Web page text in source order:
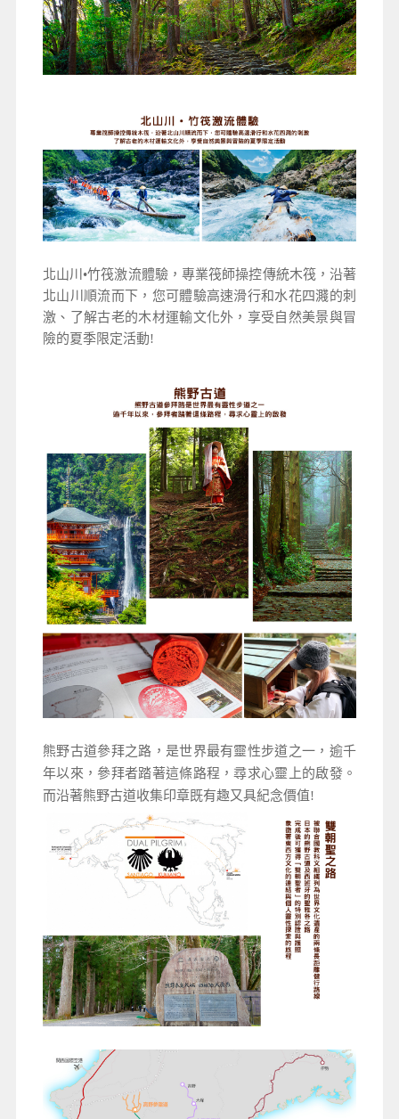
北山川•竹筏激流體驗，專業筏師操控傳統木筏，沿著
北山川順流而下，您可體驗高速滑行和水花四濺的刺
激、了解古老的木材運輸文化外，享受自然美景與冒
險的夏季限定活動!
熊野古道參拜之路，是世界最有靈性步道之一，逾千
年以來，參拜者踏著這條路程，尋求心靈上的啟發。
而沿著熊野古道收集印章既有趣又具紀念價值!